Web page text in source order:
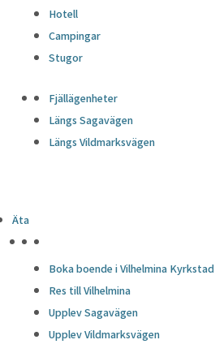
Hotell
Campingar
Stugor
Fjällägenheter
Längs Sagavägen
Längs Vildmarksvägen
Äta
Boka boende i Vilhelmina Kyrkstad
Res till Vilhelmina
Upplev Sagavägen
Upplev Vildmarksvägen